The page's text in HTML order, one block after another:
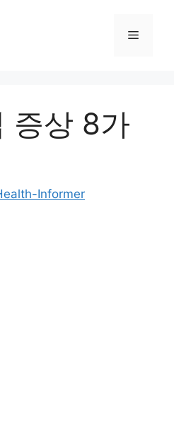
메
증상 8가
Informer